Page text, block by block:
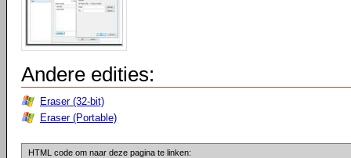
Andere edities:
Eraser (32-bit)
Eraser (Portable)
HTML code om naar deze pagina te linken: